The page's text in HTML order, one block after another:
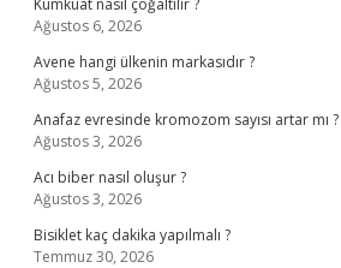
Kumkuat nasıl çoğaltılır ?
Ağustos 6, 2026
Avene hangi ülkenin markasıdır ?
Ağustos 5, 2026
Anafaz evresinde kromozom sayısı artar mı ?
Ağustos 3, 2026
Acı biber nasıl oluşur ?
Ağustos 3, 2026
Bisiklet kaç dakika yapılmalı ?
Temmuz 30, 2026